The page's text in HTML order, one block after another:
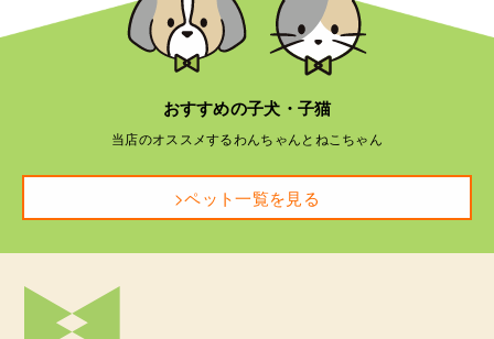
おすすめの子犬・子猫
当店のオススメするわんちゃんとねこちゃん
>ペット一覧を見る